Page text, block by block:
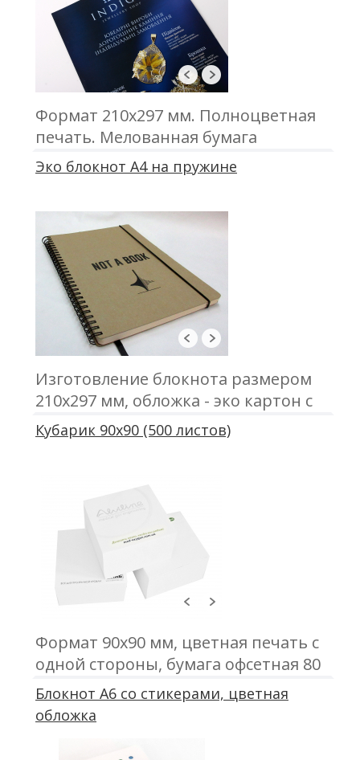
Формат 210х297 мм. Полноцветная
печать. Мелованная бумага
Эко блокнот А4 на пружине
Изготовление блокнота размером
210х297 мм, обложка - эко картон с
печатью; блок 50 листов, офсетная
печать; крепление - металлическая
Кубарик 90х90 (500 листов)
Формат 90х90 мм, цветная печать с
одной стороны, бумага офсетная 80
г\м2, 500 листов в блоке, проклейка
по торцу
Блокнот А6 со стикерами, цветная
обложка